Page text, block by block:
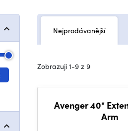
Nejprodávanější
Zobrazuji 1-9 z 9
Avenger 40"
Arm